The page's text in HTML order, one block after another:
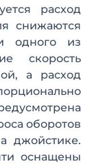
расход
снижаются
одного из
скорость
а расход
оборотов
джойстике.
оснащены